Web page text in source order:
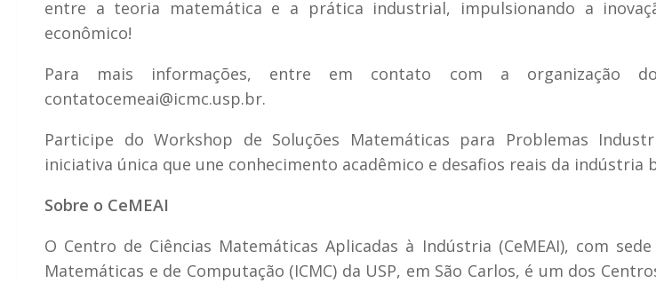
entre a teoria matemática e a prática industrial, impulsionando a
econômico!
Para mais informações, entre em contato com a organização
contatocemeai@icmc.usp.br.
Participe do Workshop de Soluções Matemáticas para Problemas
iniciativa única que une conhecimento acadêmico e desafios reais da indústria
Sobre o CeMEAI
O Centro de Ciências Matemáticas Aplicadas à Indústria (CeMEAI), com
Matemáticas e de Computação (ICMC) da USP, em São Carlos, é um dos